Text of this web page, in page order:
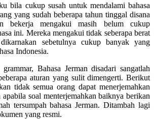
bila cukup susah untuk mendalami bahasa
yang sudah beberapa tahun tinggal disana
bekerja mengakui masih belum cukup
ini. Mereka mengakui tidak seberapa berat
sebetulnya cukup banyak yang
Indonesia.
Bahasa Jerman disadari sangatlah
aturan yang sulit dimengerti. Berikut
tidak semua orang dapat menerjemahkan
apabila soal menterjemahkan baiknya berikan
tersumpah bahasa Jerman. Ditambah lagi
yang resmi.